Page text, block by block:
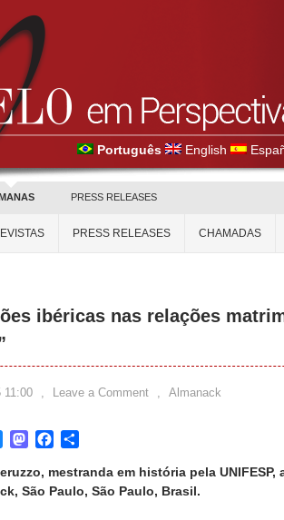
Português English
PRESS RELEASES
PRESS RELEASES CHAMADAS
ibéricas nas relações
11:00 , Leave a Comment , Almanack
BlueskyMastodonFacebook
mestranda em história pela
São Paulo, São Paulo, Brasil.